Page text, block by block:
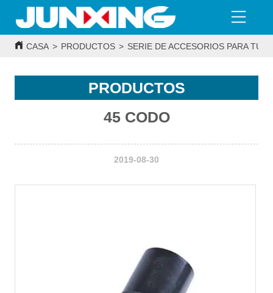
CASA > PRODUCTOS > SERIE DE ACCESORIOS PARA
PRODUCTOS
45 CODO
2019-08-30